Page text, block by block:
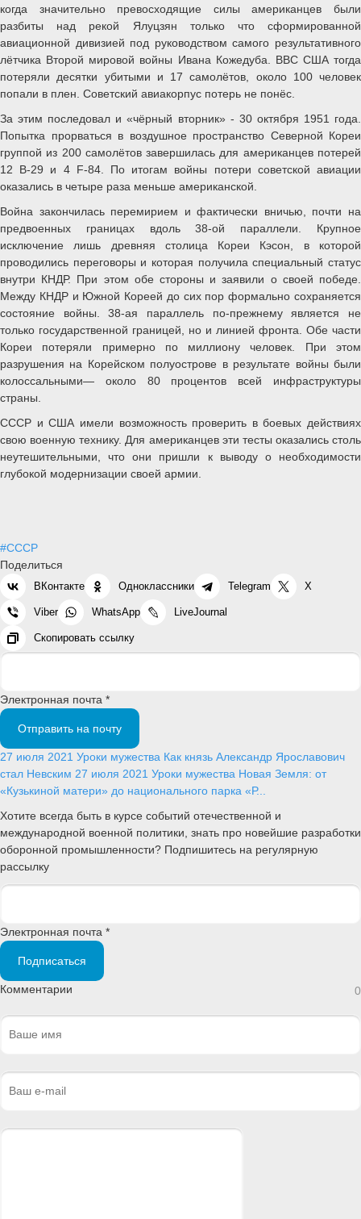
когда значительно превосходящие силы американцев были
разбиты над рекой Ялуцзян только что сформированной
авиационной дивизией под руководством самого результативного
лётчика Второй мировой войны Ивана Кожедуба. ВВС США тогда
потеряли десятки убитыми и 17 самолётов, около 100 человек
попали в плен. Советский авиакорпус потерь не понёс.
За этим последовал и «чёрный вторник» - 30 октября 1951 года.
Попытка прорваться в воздушное пространство Северной Кореи
группой из 200 самолётов завершилась для американцев потерей
12 B-29 и 4 F-84. По итогам войны потери советской авиации
оказались в четыре раза меньше американской.
Война закончилась перемирием и фактически вничью, почти на
предвоенных границах вдоль 38-ой параллели. Крупное
исключение лишь древняя столица Кореи Кэсон, в которой
проводились переговоры и которая получила специальный статус
внутри КНДР. При этом обе стороны и заявили о своей победе.
Между КНДР и Южной Кореей до сих пор формально сохраняется
состояние войны. 38-ая параллель по-прежнему является не
только государственной границей, но и линией фронта. Обе части
Кореи потеряли примерно по миллиону человек. При этом
разрушения на Корейском полуострове в результате войны были
колоссальными— около 80 процентов всей инфраструктуры
страны.
СССР и США имели возможность проверить в боевых действиях
свою военную технику. Для американцев эти тесты оказались столь
неутешительными, что они пришли к выводу о необходимости
глубокой модернизации своей армии.
#СССР
Поделиться
ВКонтакте Одноклассники Telegram X
Viber WhatsApp LiveJournal
Скопировать ссылку
Электронная почта *
Отправить на почту
27 июля 2021 Уроки мужества Как князь Александр Ярославович
стал Невским 27 июля 2021 Уроки мужества Новая Земля: от
«Кузькиной матери» до национального парка «Р...
Хотите всегда быть в курсе событий отечественной и
международной военной политики, знать про новейшие разработки
оборонной промышленности? Подпишитесь на регулярную
рассылку
Электронная почта *
Подписаться
Комментарии 0